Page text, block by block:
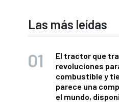
Las más leídas
El tractor que
revoluciones
combustible y
parece una
el mundo,